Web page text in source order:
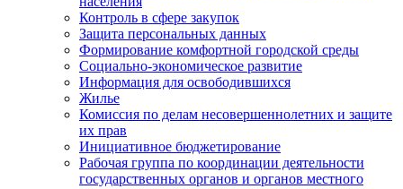
Контроль в сфере закупок
Защита персональных данных
Формирование комфортной городской среды
Социально-экономическое развитие
Информация для освободившихся
Жилье
Комиссия по делам несовершеннолетних и защите
их прав
Инициативное бюджетирование
Рабочая группа по координации деятельности
государственных органов и органов местного